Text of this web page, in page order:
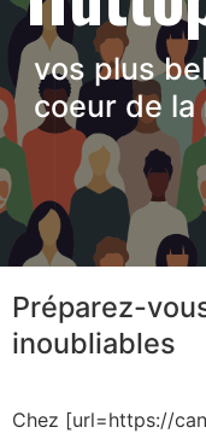
vos plus
coeur de
Préparez-
inoubliables
Chez [url=https://